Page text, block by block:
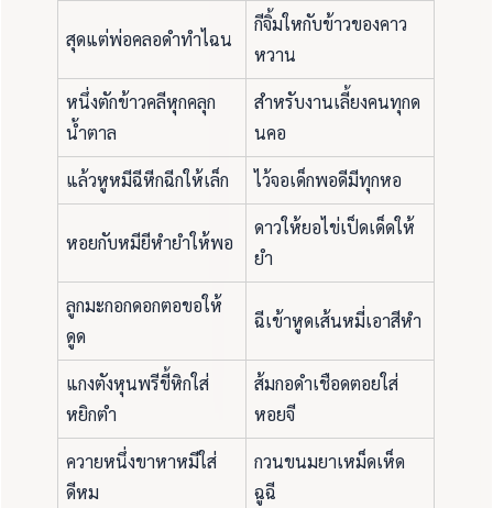
สุดแต่พ่อคลอดำทำไฉน
กีจิ้มใหกับข้าวของคาว
หวาน
หนึ่งตักข้าวคลีหุกคลุก
น้ำตาล
สำหรับงานเลี้ยงคนทุกด
นคอ
แล้วหูหมีฉีหีกฉีกให้เล็ก ไว้จอเด็กพอดีมีทุกหอ
หอยกับหมียีหำยำให้พอ
ดาวให้ยอไข่เป็ดเด็ดให้
ยำ
ลูกมะกอกดอกตอขอให้
ดูด
ฉีเข้าหูดเส้นหมี่เอาสีหำ
แกงตังหุนพรีขี้หิกใส่
หยิกตำ
ส้มกอดำเชือดตอยใส่
หอยจี
ควายหนึ่งขาหาหมีใส่
ดีหม
กวนขนมยาเหม็ดเห็ด
ฉูฉี